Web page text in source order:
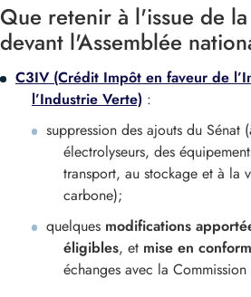
Que retenir à l'issue de
devant l'Assemblée
C3IV (Crédit Impôt en faveur de
l’Industrie Verte) :
suppression des ajouts du Sénat
électrolyseurs, des
transport, au stockage et à la
carbone);
quelques modifications
éligibles, et mise en
échanges avec la